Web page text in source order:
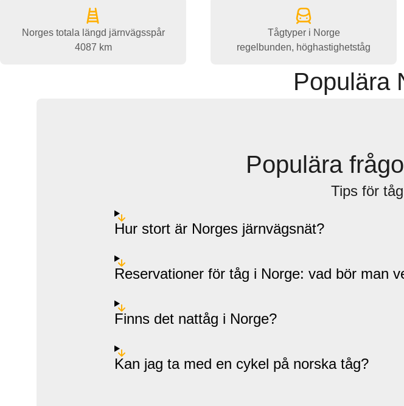
Norges totala längd järnvägsspår
4087 km
Tågtyper i Norge
regelbunden, höghastighetståg
Populära
Populära
Tips för
Hur stort är Norges järnvägsnät?
Reservationer för tåg i Norge: vad bör man
Finns det nattåg i Norge?
Kan jag ta med en cykel på norska tåg?